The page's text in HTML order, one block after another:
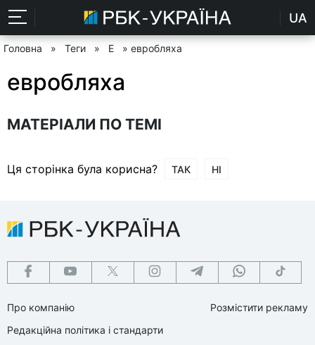
UA
Головна » Теги » Е » евробляха
евробляха
МАТЕРІАЛИ ПО ТЕМІ
Ця сторінка була корисна? ТАК НІ
Про компанію
Редакційна політика і стандарти
Розмістити рекламу